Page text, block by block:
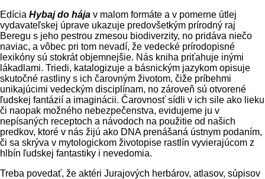
Edícia Hybaj do hája v malom formáte a v pomerne útlej
vydavateľskej úprave ukazuje predovšetkým prírodný raj
Beregu s jeho pestrou zmesou biodiverzity, no pridáva niečo
naviac, a vôbec pri tom nevadí, že vedecké prírodopis­né
lexikóny sú stokrát objemnejšie. Nás kniha priťahuje inými
lákadlami. Triedi, katalogizuje a básnickým jazykom opisuje
skutočné rastliny s ich čarovným životom, čiže príbehmi
unikajú­cimi vedeckým disciplínam, no zároveň sú otvo­rené
ľudskej fantázií a imaginácii. Čarovnosť sídli v ich sile ako lieku
či naopak možného nebez­pečenstva, evidujeme ju v
nepísaných receptoch a návodoch na použitie od našich
predkov, ktoré v nás žijú ako DNA prenášaná ústnym podaním,
či sa skrýva v mytologickom životopise rastlín vyvierajúcom z
hlbín ľudskej fantastiky i nevedo­mia.
Treba povedať, že aktéri Jurajových herbá­rov, atlasov, súpisov